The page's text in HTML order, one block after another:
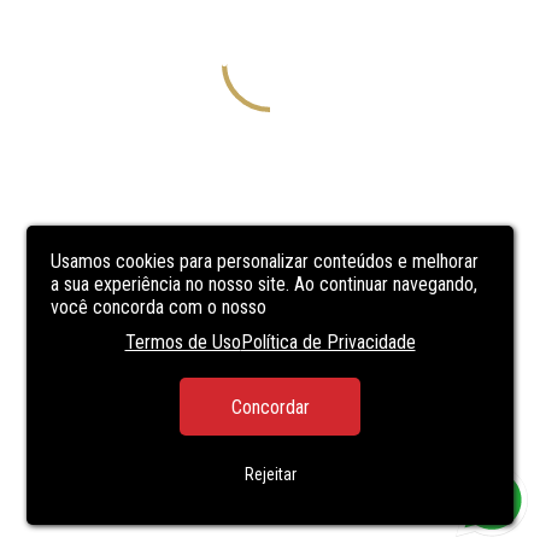
Usamos cookies para personalizar conteúdos e melhorar
a sua experiência no nosso site. Ao continuar navegando,
você concorda com o nosso
Termos de UsoPolítica de Privacidade
Concordar
Rejeitar